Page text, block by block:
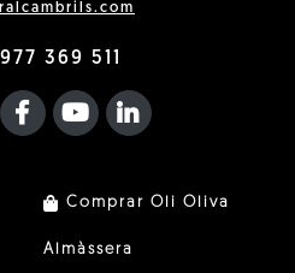
369 511
TWITTER
FACEBOOK F
YOUTUBEFA LINKEDIN
Comprar Oli Oliva
Almàssera